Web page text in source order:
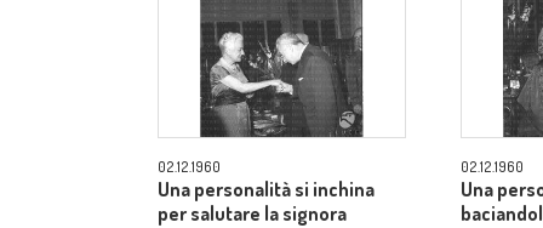
02.12.1960
Una personalità si inchina
per salutare la signora
02.12.1960
Una